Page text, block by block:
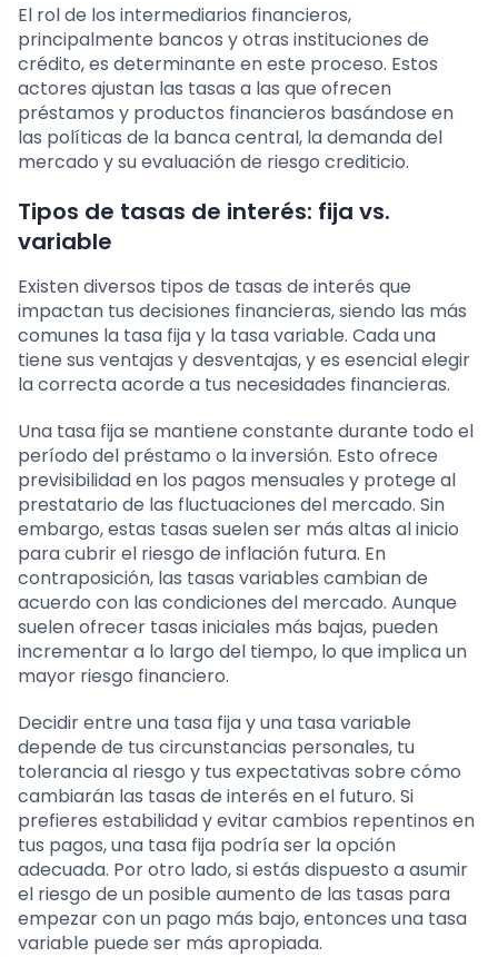
El rol de los intermediarios financieros,
principalmente bancos y otras instituciones de
crédito, es determinante en este proceso. Estos
actores ajustan las tasas a las que ofrecen
préstamos y productos financieros basándose en
las políticas de la banca central, la demanda del
mercado y su evaluación de riesgo crediticio.
Tipos de tasas de interés: fija vs.
variable
Existen diversos tipos de tasas de interés que
impactan tus decisiones financieras, siendo las más
comunes la tasa fija y la tasa variable. Cada una
tiene sus ventajas y desventajas, y es esencial elegir
la correcta acorde a tus necesidades financieras.
Una tasa fija se mantiene constante durante todo el
período del préstamo o la inversión. Esto ofrece
previsibilidad en los pagos mensuales y protege al
prestatario de las fluctuaciones del mercado. Sin
embargo, estas tasas suelen ser más altas al inicio
para cubrir el riesgo de inflación futura. En
contraposición, las tasas variables cambian de
acuerdo con las condiciones del mercado. Aunque
suelen ofrecer tasas iniciales más bajas, pueden
incrementar a lo largo del tiempo, lo que implica un
mayor riesgo financiero.
Decidir entre una tasa fija y una tasa variable
depende de tus circunstancias personales, tu
tolerancia al riesgo y tus expectativas sobre cómo
cambiarán las tasas de interés en el futuro. Si
prefieres estabilidad y evitar cambios repentinos en
tus pagos, una tasa fija podría ser la opción
adecuada. Por otro lado, si estás dispuesto a asumir
el riesgo de un posible aumento de las tasas para
empezar con un pago más bajo, entonces una tasa
variable puede ser más apropiada.